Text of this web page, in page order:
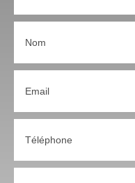
Nom
Email
Téléphone